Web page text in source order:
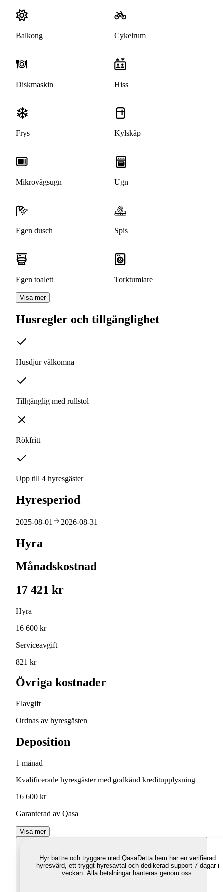
Balkong Cykelrum
Diskmaskin Hiss
Frys Kylskåp
Mikrovågsugn Ugn
Egen dusch Spis
Egen toalett Torktumlare
Visa mer
Husregler och tillgänglighet
Husdjur välkomna
Tillgänglig med rullstol
Rökfritt
Upp till 4 hyresgäster
Hyresperiod
2025-08-01 2026-08-31
Hyra
Månadskostnad
17 421 kr
Hyra
16 600 kr
Serviceavgift
821 kr
Övriga kostnader
Elavgift
Ordnas av hyresgästen
Deposition
1 månad
Kvalificerade hyresgäster med godkänd kreditupplysning
16 600 kr
Garanterad av Qasa
Visa mer
Hyr bättre och tryggare med QasaDetta hem har en verifierad
hyresvärd, ett tryggt hyresavtal och dedikerad support 7 dagar i
veckan. Alla betalningar hanteras genom oss.